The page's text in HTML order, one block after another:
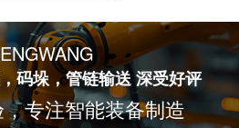
码垛，管链输送 深受好评
专注智能装备制造